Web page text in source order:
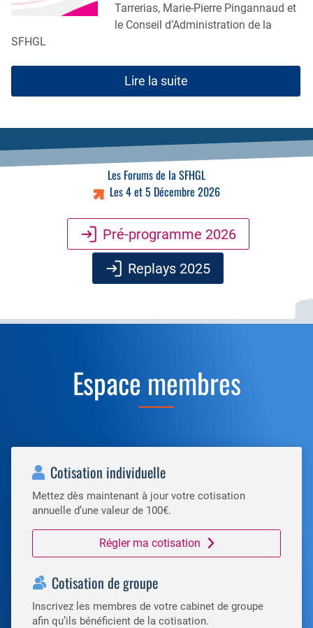
Tarrerias, Marie-Pierre Pingannaud et
le Conseil d’Administration de la
SFHGL
Lire la suite
Les Forums de la SFHGL
Les 4 et 5 Décembre 2026
Pré-programme 2026
Replays 2025
Espace membres
Cotisation individuelle
Mettez dès maintenant à jour votre cotisation
annuelle d’une valeur de 100€.
Régler ma cotisation
Cotisation de groupe
Inscrivez les membres de votre cabinet de groupe
afin qu’ils bénéficient de la cotisation.